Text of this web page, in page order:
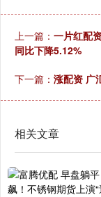
上一篇： 一片红配
同比下降5.12%
下一篇： 涨配资 广
相关文章